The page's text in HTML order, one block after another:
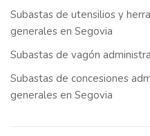
Subastas de utensilios y
generales en Segovia
Subastas de vagón
Subastas de concesiones
generales en Segovia